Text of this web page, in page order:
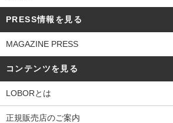
PRESS情報を見る
MAGAZINE PRESS
コンテンツを見る
LOBORとは
正規販売店のご案内